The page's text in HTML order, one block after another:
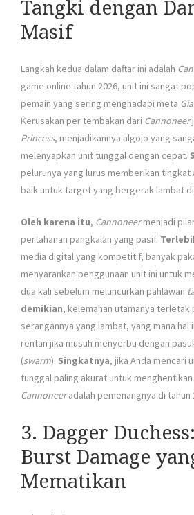
Tangki dengan
Masif
Langkah kedua dalam daftar ini adalah
game online tahun 2026, unit ini sangat
pemain yang sering menghadapi meta
Kerusakan per tembakan dari Cannoneer
Princess, menjadikannya algojo yang
melenyapkan unit tunggal dengan cepat.
pelurunya yang lurus memberikan tingkat
baik untuk target yang bergerak lambat
Oleh karena itu, Cannoneermenjadi
pertahanan pangkalan yang pasif.
media digital yang kompetitif, banyak
menyarankan penggunaan unit ini untuk
dua kali sebelum meluncurkan pahlawan
demikian, kelemahan utamanya terletak
serangannya yang lambat, yang mana
rentan jika musuh menyerbu dengan
(swarm). Singkatnya, jika Anda mencari
tunggal paling akurat untuk
Cannoneeradalah pemenangnya di tahun
3. Dagger
Burst Damage
Mematikan